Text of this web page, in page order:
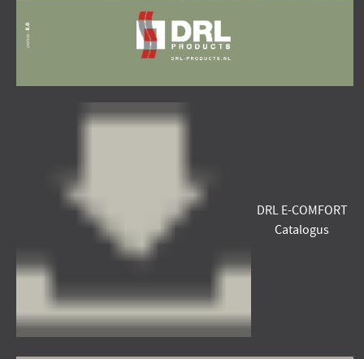
DRL E-COMFORT
Catalogus